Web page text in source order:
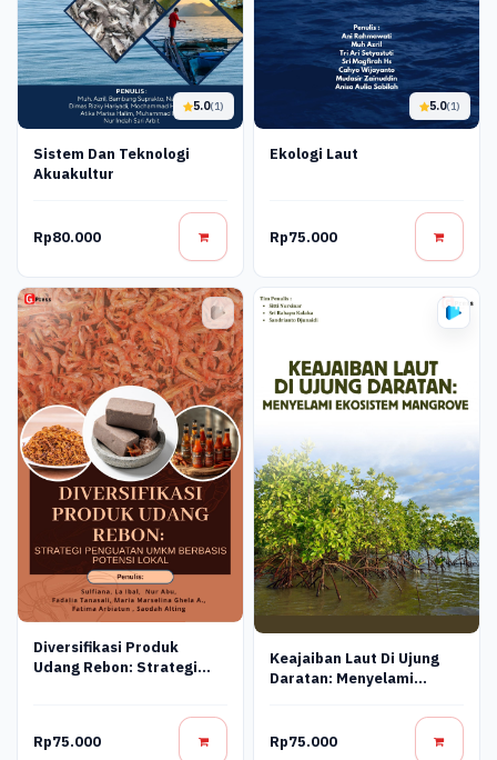
5.0(1)
Sistem Dan Teknologi
Akuakultur
Rp80.000
5.0(1)
Ekologi Laut
Rp75.000
Diversifikasi Produk
Udang Rebon: Strategi
Rp75.000
Keajaiban Laut Di Ujung
Daratan: Menyelami
Rp75.000